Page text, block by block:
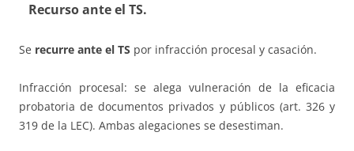
Recurso ante el TS.
Se recurre ante el TS por infracción procesal y casación.
Infracción procesal: se alega vulneración de la eficacia
probatoria de documentos privados y públicos (art. 326 y
319 de la LEC). Ambas alegaciones se desestiman.